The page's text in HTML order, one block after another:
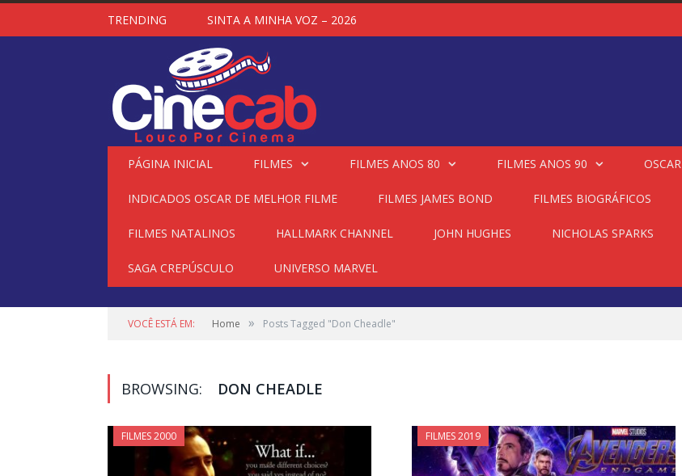
TRENDING SINTA A MINHA VOZ – 2026
PÁGINA INICIAL FILMES FILMES ANOS 80 FILMES ANOS 90 OSCAR
INDICADOS OSCAR DE MELHOR FILME FILMES JAMES BOND FILMES BIOGRÁFICOS
FILMES NATALINOS HALLMARK CHANNEL JOHN HUGHES NICHOLAS SPARKS
SAGA CREPÚSCULO UNIVERSO MARVEL
VOCÊ ESTÁ EM: Home » Posts Tagged "Don Cheadle"
BROWSING: DON CHEADLE
FILMES 2000 FILMES 2019